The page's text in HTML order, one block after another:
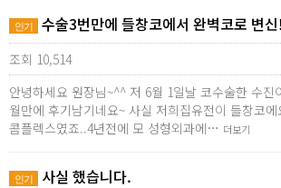
인기 수술3번만에 들창코에서 완벽코로 변신!
조회 10,514
안녕하세요 원장님~^^ 저 6월 1일날 코수술한 수진
월만에 후기남기네요~ 사실 저희집유전이 들창코
콤플렉스였죠..4년전에 모 성형외과에… 더보기
인기 사실 했습니다.